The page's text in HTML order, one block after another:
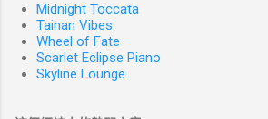
Midnight Toccata
Tainan Vibes
Wheel of Fate
Scarlet Eclipse Piano
Skyline Lounge